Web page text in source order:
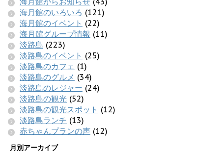
海月館のいろいろ (121)
海月館のイベント (22)
海月館グループ情報 (11)
淡路島 (223)
淡路島のイベント (25)
淡路島のカフェ (1)
淡路島のグルメ (34)
淡路島のレジャー (24)
淡路島の観光 (52)
淡路島の観光スポット (12)
淡路島ランチ (13)
赤ちゃんプランの声 (12)
月別アーカイブ